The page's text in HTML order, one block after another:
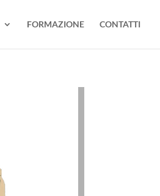
FORMAZIONE CONTATTI